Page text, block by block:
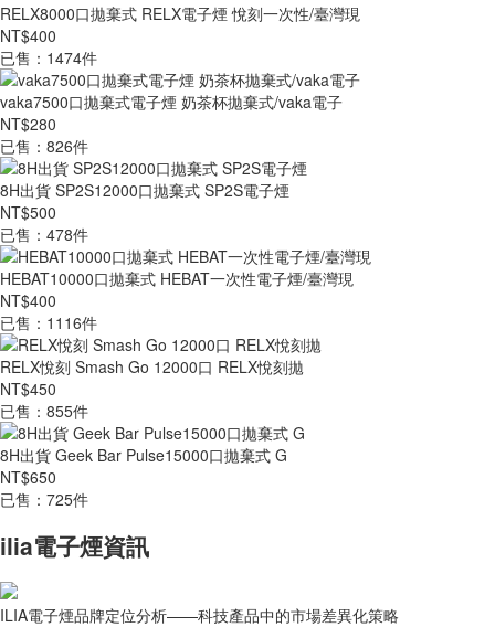
RELX8000口拋棄式 RELX電子煙 悅刻一次性/臺灣現
NT$400
已售：1474件
vaka7500口拋棄式電子煙 奶茶杯拋棄式/vaka電子
NT$280
已售：826件
8H出貨 SP2S12000口拋棄式 SP2S電子煙
NT$500
已售：478件
HEBAT10000口拋棄式 HEBAT一次性電子煙/臺灣現
NT$400
已售：1116件
RELX悅刻 Smash Go 12000口 RELX悅刻拋
NT$450
已售：855件
8H出貨 Geek Bar Pulse15000口拋棄式 G
NT$650
已售：725件
ilia電子煙資訊
ILIA電子煙品牌定位分析——科技產品中的市場差異化策略